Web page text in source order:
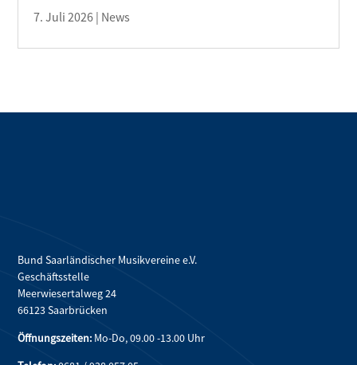
7. Juli 2026 | News
Bund Saarländischer Musikvereine e.V.
Geschäftsstelle
Meerwiesertalweg 24
66123 Saarbrücken
Öffnungszeiten: Mo-Do, 09.00 -13.00 Uhr